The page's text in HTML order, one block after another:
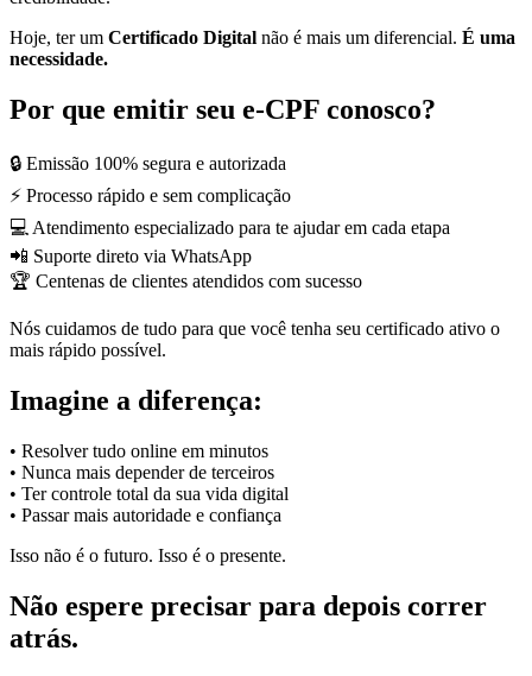
Hoje, ter um Certificado Digital não é mais um diferencial. É uma
necessidade.
Por que emitir seu e-CPF conosco?
🔒 Emissão 100% segura e autorizada
⚡ Processo rápido e sem complicação
💻 Atendimento especializado para te ajudar em cada etapa
📲 Suporte direto via WhatsApp
🏆 Centenas de clientes atendidos com sucesso
Nós cuidamos de tudo para que você tenha seu certificado ativo o
mais rápido possível.
Imagine a diferença:
• Resolver tudo online em minutos
• Nunca mais depender de terceiros
• Ter controle total da sua vida digital
• Passar mais autoridade e confiança
Isso não é o futuro. Isso é o presente.
Não espere precisar para depois correr
atrás.